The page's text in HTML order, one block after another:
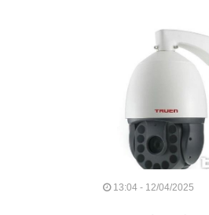
13:04 - 12/04/2025